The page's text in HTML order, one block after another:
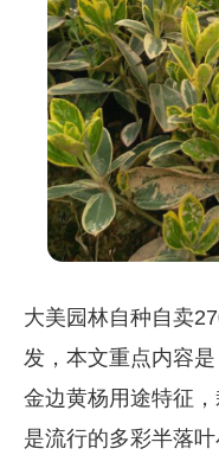
大美园林自种自卖
发，本文重点内容
金边黄杨用途特征
是流行的多彩半落